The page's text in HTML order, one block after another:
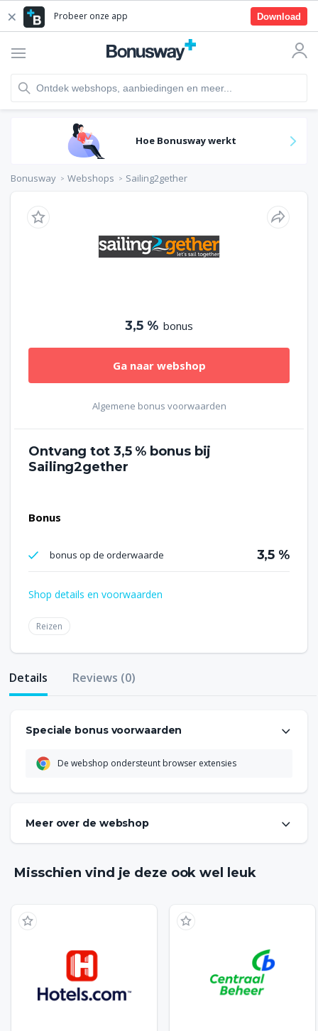
Probeer onze app Download
Hoe Bonusway werkt
Bonusway Webshops Sailing2gether
3,5 % bonus
Ga naar webshop
Algemene bonus voorwaarden
Ontvang tot 3,5 % bonus bij
Sailing2gether
Bonus
bonus op de orderwaarde 3,5 %
Shop details en voorwaarden
Reizen
Details Reviews (0)
Speciale bonus voorwaarden
De webshop ondersteunt browser extensies
Meer over de webshop
op het water kunt boeken. Of je nu alleen op zeilvakantie
wilt of met het hele gezin, via Sailing2gether vind je het
altijd 10% kinderkorting bij Sailing2gether. Boek daarom
en profiteer van extra bonus via Bonusway. Komt er
een Sailing2gether bonusscode beschikbaar? Dan vind je
deze uiteraard terug op Bonusway.nl.
Misschien vind je deze ook wel leuk